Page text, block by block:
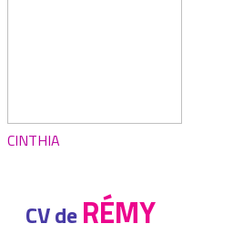
CINTHIA
CV deRÉMY